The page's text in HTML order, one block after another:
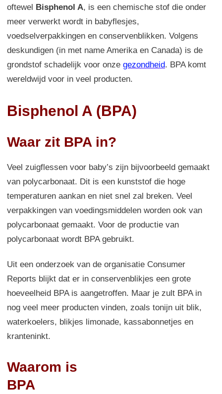
oftewel Bisphenol A, is een chemische stof die onder
meer verwerkt wordt in babyflesjes,
voedselverpakkingen en conservenblikken. Volgens
deskundigen (in met name Amerika en Canada) is de
grondstof schadelijk voor onze gezondheid. BPA komt
wereldwijd voor in veel producten.
Bisphenol A (BPA)
Waar zit BPA in?
Veel zuigflessen voor baby’s zijn bijvoorbeeld gemaakt
van polycarbonaat. Dit is een kunststof die hoge
temperaturen aankan en niet snel zal breken. Veel
verpakkingen van voedingsmiddelen worden ook van
polycarbonaat gemaakt. Voor de productie van
polycarbonaat wordt BPA gebruikt.
Uit een onderzoek van de organisatie Consumer
Reports blijkt dat er in conservenblikjes een grote
hoeveelheid BPA is aangetroffen. Maar je zult BPA in
nog veel meer producten vinden, zoals tonijn uit blik,
waterkoelers, blikjes limonade, kassabonnetjes en
kranteninkt.
Waarom is
BPA